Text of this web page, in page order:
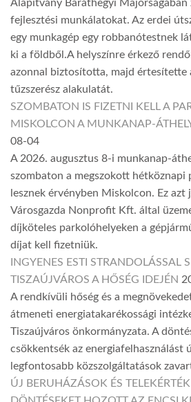
Alapítvány Baráthegyi Majorságában
fejlesztési munkálatokat. Az erdei
egy munkagép egy robbanótestnek
ki a földből.A helyszínre érkező
azonnal biztosította, majd értesítette
tűzszerész alakulatát.
SZOMBATON IS FIZETNI KELL A
MISKOLCON A MUNKANAP-
08-04
A 2026. augusztus 8-i munkanap-
szombaton a megszokott hétköznapi
lesznek érvényben Miskolcon. Ez
Városgazda Nonprofit Kft. által
díjköteles parkolóhelyeken a
díjat kell fizetniük.
INGYENES ESTI STRANDOLÁSSAL
TISZAÚJVÁROS A HŐSÉG IDEJÉN
A rendkívüli hőség és a
átmeneti energiatakarékossági
Tiszaújváros önkormányzata. A
csökkentsék az energiafelhasználást
legfontosabb közszolgáltatások
ÚJ BERUHÁZÁSOK ÉS